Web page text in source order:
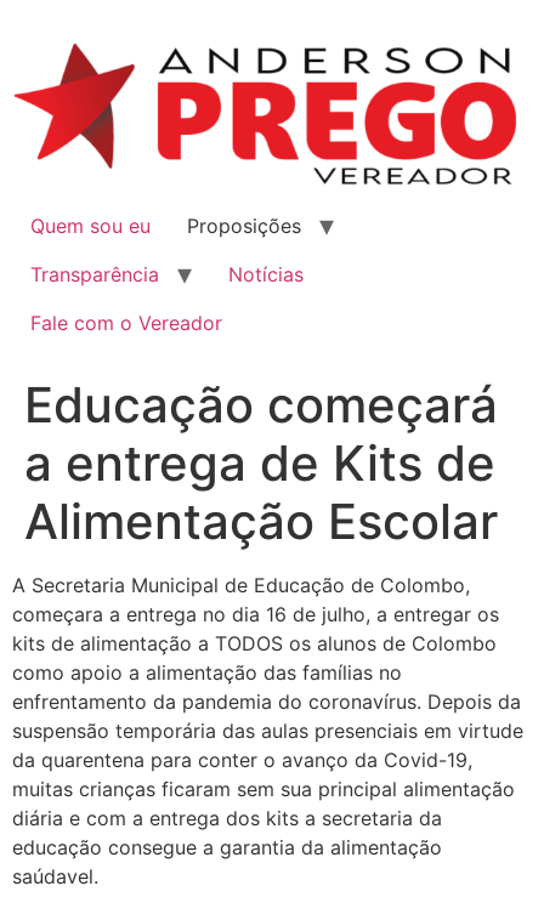
Quem sou eu
Proposições
Transparência
Notícias
Fale com o Vereador
Educação começará
a entrega de Kits de
Alimentação Escolar
A Secretaria Municipal de Educação de Colombo,
começara a entrega no dia 16 de julho, a entregar os
kits de alimentação a TODOS os alunos de Colombo
como apoio a alimentação das famílias no
enfrentamento da pandemia do coronavírus. Depois da
suspensão temporária das aulas presenciais em virtude
da quarentena para conter o avanço da Covid-19,
muitas crianças ficaram sem sua principal alimentação
diária e com a entrega dos kits a secretaria da
educação consegue a garantia da alimentação
saúdavel.